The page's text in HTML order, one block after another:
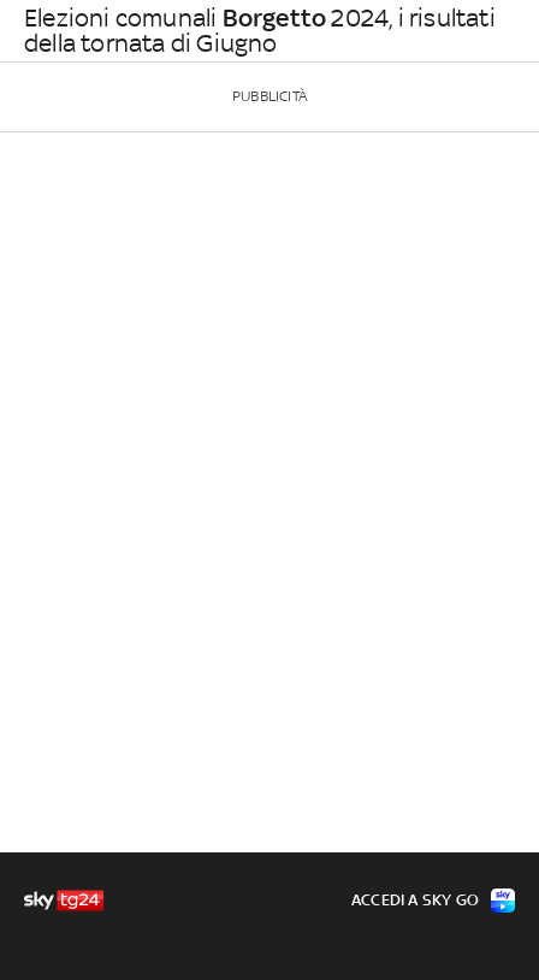
Elezioni comunali Borgetto2024, i risultati
della tornata di Giugno
PUBBLICITÀ
ACCEDI A SKY GO